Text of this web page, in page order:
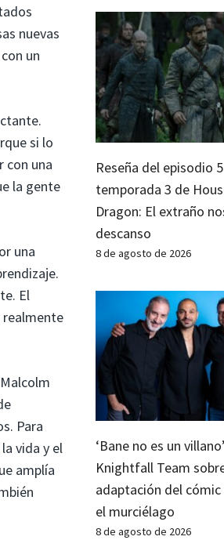
nuevas
un
si lo
con una
la gente
una
El
realmente
Para
vida y el
amplía
Reseña del episodio
temporada 3 de
Dragon: El extraño
descanso
8 de agosto de 2026
‘Bane no es un
Knightfall Team
adaptación del
el murciélago
8 de agosto de 2026